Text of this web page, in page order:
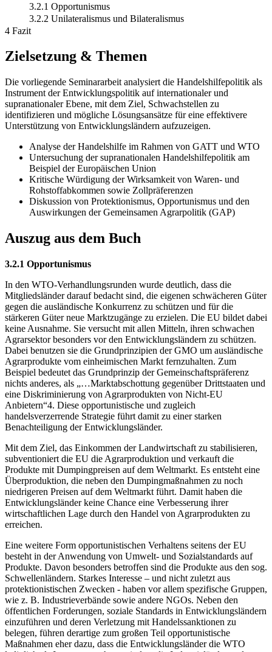
3.2.1 Opportunismus
3.2.2 Unilateralismus und Bilateralismus
4 Fazit
Zielsetzung & Themen
Die vorliegende Seminararbeit analysiert die Handelshilfepolitik als
Instrument der Entwicklungspolitik auf internationaler und
supranationaler Ebene, mit dem Ziel, Schwachstellen zu
identifizieren und mögliche Lösungsansätze für eine effektivere
Unterstützung von Entwicklungsländern aufzuzeigen.
Analyse der Handelshilfe im Rahmen von GATT und WTO
Untersuchung der supranationalen Handelshilfepolitik am
Beispiel der Europäischen Union
Kritische Würdigung der Wirksamkeit von Waren- und
Rohstoffabkommen sowie Zollpräferenzen
Diskussion von Protektionismus, Opportunismus und den
Auswirkungen der Gemeinsamen Agrarpolitik (GAP)
Auszug aus dem Buch
3.2.1 Opportunismus
In den WTO-Verhandlungsrunden wurde deutlich, dass die
Mitgliedsländer darauf bedacht sind, die eigenen schwächeren Güter
gegen die ausländische Konkurrenz zu schützen und für die
stärkeren Güter neue Marktzugänge zu erzielen. Die EU bildet dabei
keine Ausnahme. Sie versucht mit allen Mitteln, ihren schwachen
Agrarsektor besonders vor den Entwicklungsländern zu schützen.
Dabei benutzen sie die Grundprinzipien der GMO um ausländische
Agrarprodukte vom einheimischen Markt fernzuhalten. Zum
Beispiel bedeutet das Grundprinzip der Gemeinschaftspräferenz
nichts anderes, als „…Marktabschottung gegenüber Drittstaaten und
eine Diskriminierung von Agrarprodukten von Nicht-EU
Anbietern“4. Diese opportunistische und zugleich
handelsverzerrende Strategie führt damit zu einer starken
Benachteiligung der Entwicklungsländer.
Mit dem Ziel, das Einkommen der Landwirtschaft zu stabilisieren,
subventioniert die EU die Agrarproduktion und verkauft die
Produkte mit Dumpingpreisen auf dem Weltmarkt. Es entsteht eine
Überproduktion, die neben den Dumpingmaßnahmen zu noch
niedrigeren Preisen auf dem Weltmarkt führt. Damit haben die
Entwicklungsländer keine Chance eine Verbesserung ihrer
wirtschaftlichen Lage durch den Handel von Agrarprodukten zu
erreichen.
Eine weitere Form opportunistischen Verhaltens seitens der EU
besteht in der Anwendung von Umwelt- und Sozialstandards auf
Produkte. Davon besonders betroffen sind die Produkte aus den sog.
Schwellenländern. Starkes Interesse – und nicht zuletzt aus
protektionistischen Zwecken - haben vor allem spezifische Gruppen,
wie z. B. Industrieverbände sowie andere NGOs. Neben den
öffentlichen Forderungen, soziale Standards in Entwicklungsländern
einzuführen und deren Verletzung mit Handelssanktionen zu
belegen, führen derartige zum großen Teil opportunistische
Maßnahmen eher dazu, dass die Entwicklungsländer die WTO